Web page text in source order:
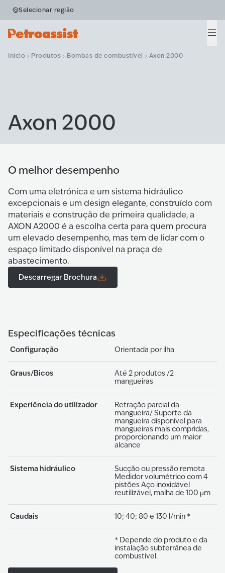
Selecionar região
Início Produtos Bombas de combustível Axon 2000
Axon 2000
O melhor desempenho
Com uma eletrónica e um sistema hidráulico
excepcionais e um design elegante, construído com
materiais e construção de primeira qualidade, a
AXON A2000 é a escolha certa para quem procura
um elevado desempenho, mas tem de lidar com o
espaço limitado disponível na praça de
abastecimento.
Descarregar Brochura
Especificações técnicas
Configuração Orientada por ilha
Graus/Bicos
Até 2 produtos /2
mangueiras
Experiência do utilizador
Retração parcial da
mangueira/ Suporte da
mangueira disponível para
mangueiras mais compridas,
proporcionando um maior
alcance
Sistema hidráulico
Sucção ou pressão remota
Medidor volumétrico com 4
pistões Aço inoxidável
reutilizável, malha de 100 μm
Caudais 10; 40; 80 e 130 l/min *
* Depende do produto e da
instalação subterrânea de
combustível.